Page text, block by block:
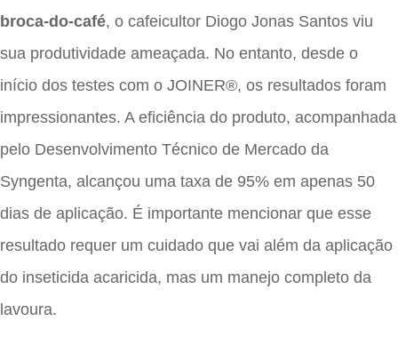
broca-do-café, o cafeicultor Diogo Jonas Santos viu
sua produtividade ameaçada. No entanto, desde o
início dos testes com o JOINER®, os resultados foram
impressionantes. A eficiência do produto, acompanhada
pelo Desenvolvimento Técnico de Mercado da
Syngenta, alcançou uma taxa de 95% em apenas 50
dias de aplicação. É importante mencionar que esse
resultado requer um cuidado que vai além da aplicação
do inseticida acaricida, mas um manejo completo da
lavoura.